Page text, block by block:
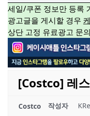
세일/쿠폰 정보만 등록
광고글을 게시할 경우
상단 고정 유료광고 문
[Costco] 레
Costco 작성자